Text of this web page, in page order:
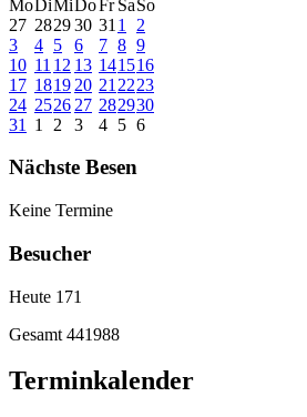
MoDiMiDoFr SaSo
27 282930 31 1
2
3
4 5 6 7 8 9
10 11 12 13 141516
17 1819 20 21 2223
24 2526 27 282930
31
1 2 3 4 5 6
Nächste Besen
Keine Termine
Besucher
Heute 171
Gesamt 441988
Terminkalender